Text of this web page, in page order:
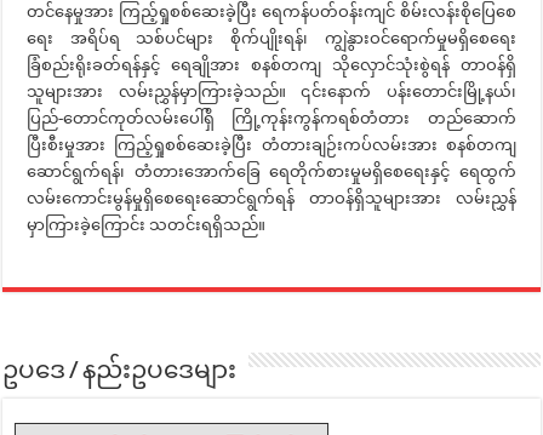
တင်နေမှုအား ကြည့်ရှုစစ်ဆေးခဲ့ပြီး ရေကန်ပတ်ဝန်းကျင် စိမ်းလန်းစိုပြေစေ
ရေး အရိပ်ရ သစ်ပင်များ စိုက်ပျိုးရန်၊ ကျွဲနွားဝင်ရောက်မှုမရှိစေရေး
ခြံစည်းရိုးခတ်ရန်နှင့် ရေချိုအား စနစ်တကျ သိုလှောင်သုံးစွဲရန် တာဝန်ရှိ
သူများအား လမ်းညွှန်မှာကြားခဲ့သည်။ ၎င်းနောက် ပန်းတောင်းမြို့နယ်၊
ပြည်-တောင်ကုတ်လမ်းပေါ်ရှိ ကြို့ကုန်းကွန်ကရစ်တံတား တည်ဆောက်
ပြီးစီးမှုအား ကြည့်ရှုစစ်ဆေးခဲ့ပြီး တံတားချဉ်းကပ်လမ်းအား စနစ်တကျ
ဆောင်ရွက်ရန်၊ တံတားအောက်ခြေ ရေတိုက်စားမှုမရှိစေရေးနှင့် ရေထွက်
လမ်းကောင်းမွန်မှုရှိစေရေးဆောင်ရွက်ရန် တာဝန်ရှိသူများအား လမ်းညွှန်
မှာကြားခဲ့ကြောင်း သတင်းရရှိသည်။
ဥပဒေ / နည်းဥပဒေများ